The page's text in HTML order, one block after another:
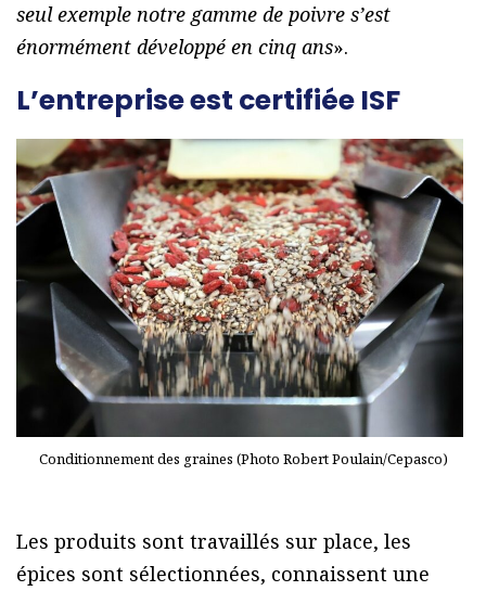
seul exemple notre gamme de poivre s’est
énormément développé en cinq ans».
L’entreprise est certifiée ISF
Conditionnement des graines (Photo Robert Poulain/Cepasco)
Les produits sont travaillés sur place, les
épices sont sélectionnées, connaissent une